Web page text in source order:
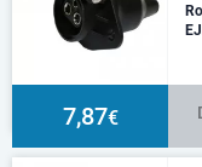
7,87€